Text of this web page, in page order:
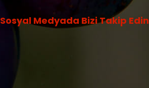
Sosyal Medyada Bizi Takip Edin